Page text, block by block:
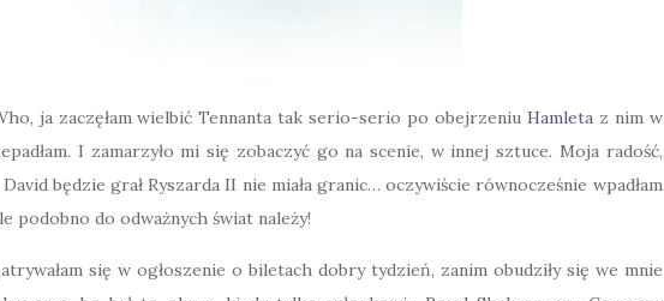
ja zaczęłam wielbić Tennanta tak serio-serio po obejrzeniu Hamleta z nim w
I zamarzyło mi się zobaczyć go na scenie, w innej sztuce. Moja radość,
będzie grał Ryszarda II nie miała granic… oczywiście równocześnie wpadłam
podobno do odważnych świat należy!
się w ogłoszenie o biletach dobry tydzień, zanim obudziły się we mnie